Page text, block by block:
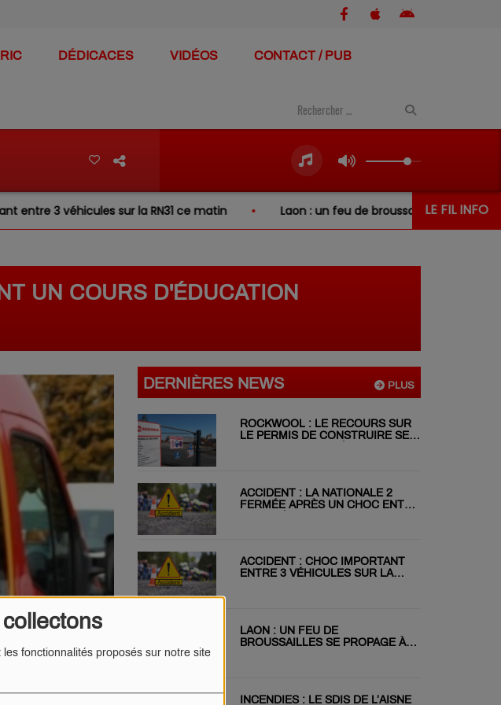
fonctionnalités proposés sur notre site
DÉDICACES VIDÉOS CONTACT / PUB
LE FIL INFO
sur la RN31 ce matin Laon : un feu de broussailles se propage à deux
UN COURS D'ÉDUCATION
PLUS
DERNIÈRES NEWS
ROCKWOOL : LE RECOURS SUR
LE PERMIS DE CONSTRUIRE SE
ACCIDENT : LA NATIONALE 2
FERMÉE APRÈS UN CHOC ENTRE
ACCIDENT : CHOC IMPORTANT
ENTRE 3 VÉHICULES SUR LA
LAON : UN FEU DE
BROUSSAILLES SE PROPAGE À
INCENDIES : LE SDIS DE L’AISNE